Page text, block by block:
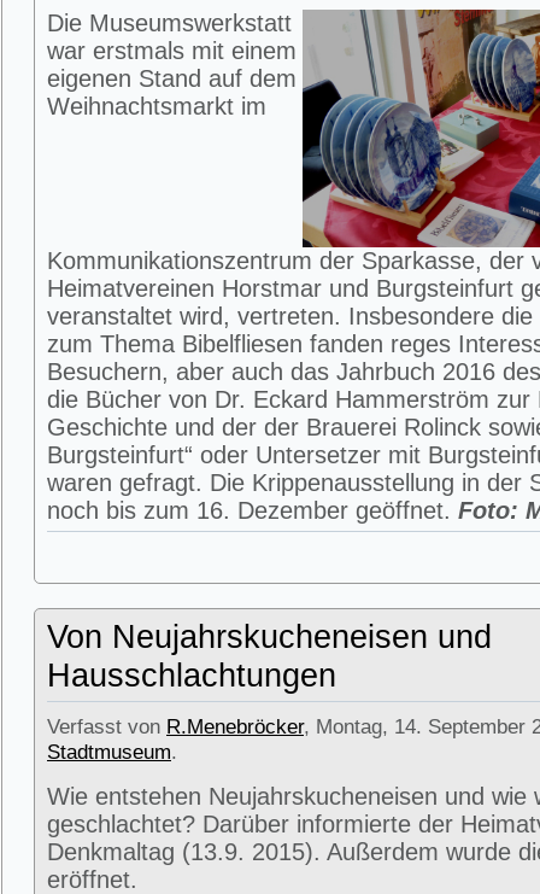
Die Museumswerkstatt
war erstmals mit einem
eigenen Stand auf dem
Weihnachtsmarkt im
Kommunikationszentrum der Sparkasse, der
Heimatvereinen Horstmar und Burgsteinfurt
veranstaltet wird, vertreten. Insbesondere
zum Thema Bibelfliesen fanden reges
Besuchern, aber auch das Jahrbuch 2016
die Bücher von Dr. Eckard Hammerström zur
Geschichte und der der Brauerei Rolinck
Burgsteinfurt“ oder Untersetzer mit
waren gefragt. Die Krippenausstellung in der
noch bis zum 16. Dezember geöffnet. Foto:
Von Neujahrskucheneisen und
Hausschlachtungen
Verfasst von R.Menebröcker, Montag, 14. September
Stadtmuseum.
Wie entstehen Neujahrskucheneisen und wie
geschlachtet? Darüber informierte der
Denkmaltag (13.9. 2015). Außerdem wurde
eröffnet.